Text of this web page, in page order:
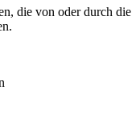
die von oder durch die